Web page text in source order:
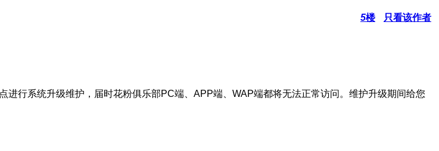
5楼 只看该作者
系统升级维护，届时花粉俱乐部PC端、APP端、WAP端都将无法正常访问。维护升级期间给您